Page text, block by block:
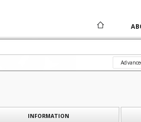
INFORMATION